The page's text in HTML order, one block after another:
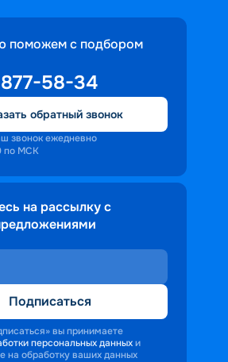
поможем с подбором
58-34
обратный звонок
звонок ежедневно
по МСК
на рассылку с
Подписаться
вы принимаете
персональных данных и
на обработку ваших данных